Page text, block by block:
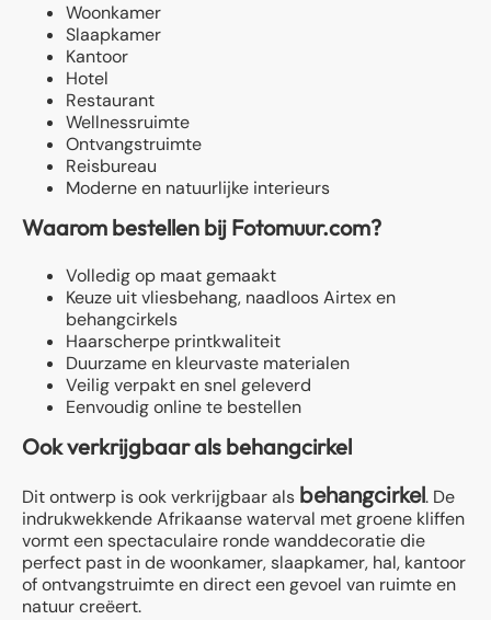
Woonkamer
Slaapkamer
Kantoor
Hotel
Restaurant
Wellnessruimte
Ontvangstruimte
Reisbureau
Moderne en natuurlijke interieurs
Waarom bestellen bij Fotomuur.com?
Volledig op maat gemaakt
Keuze uit vliesbehang, naadloos Airtex en
behangcirkels
Haarscherpe printkwaliteit
Duurzame en kleurvaste materialen
Veilig verpakt en snel geleverd
Eenvoudig online te bestellen
Ook verkrijgbaar als behangcirkel
Dit ontwerp is ook verkrijgbaar als behangcirkel. De
indrukwekkende Afrikaanse waterval met groene kliffen
vormt een spectaculaire ronde wanddecoratie die
perfect past in de woonkamer, slaapkamer, hal, kantoor
of ontvangstruimte en direct een gevoel van ruimte en
natuur creëert.